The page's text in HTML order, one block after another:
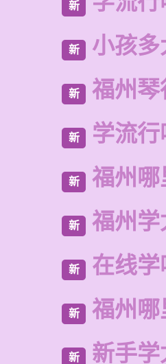
新
新 小孩
新 福州琴
新 学流
新 福州哪
新 福州学
新 在线
新 福州哪
新 新手